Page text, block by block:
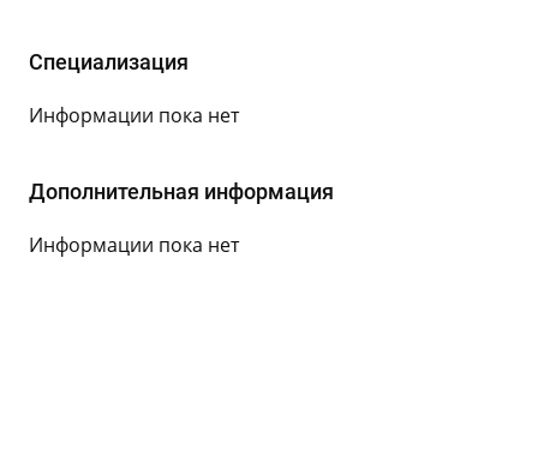
Специализация
Информации пока нет
Дополнительная информация
Информации пока нет